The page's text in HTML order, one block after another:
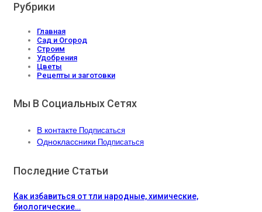
Рубрики
Главная
Сад и Огород
Строим
Удобрения
Цветы
Рецепты и заготовки
Мы В Социальных Сетях
В контакте Подписаться
Одноклассники Подписаться
Последние Статьи
Как избавиться от тли народные, химические,
биологические…